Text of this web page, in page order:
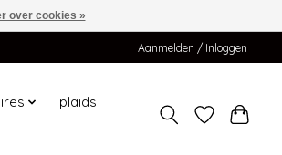
Aanmelden / Inloggen
plaids
over cookies »